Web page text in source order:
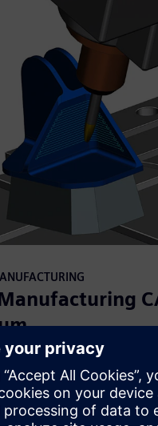
програмування складних
NX X Manufacturing
на вдосконалений
багатоосьової